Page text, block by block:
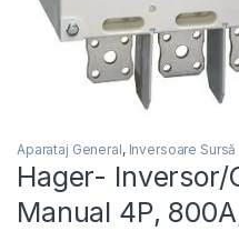
Aparataj General, Inversoare Sursă
Hager- Inversor/
Manual 4P,